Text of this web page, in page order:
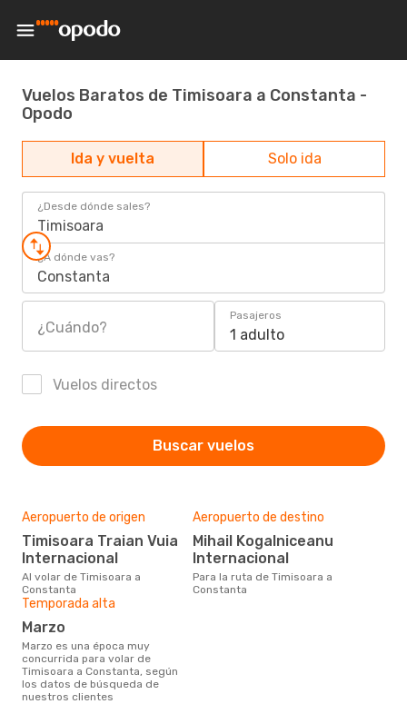
Vuelos Baratos de Timisoara a Constanta -
Opodo
Ida y vuelta Solo ida
¿Desde dónde sales?
Timisoara
¿A dónde vas?
Constanta
¿Cuándo?
Pasajeros
1 adulto
Vuelos directos
Buscar vuelos
Aeropuerto de origen
Timisoara Traian Vuia
Internacional
Al volar de Timisoara a
Constanta
Aeropuerto de destino
Mihail Kogalniceanu
Internacional
Para la ruta de Timisoara a
Constanta
Temporada alta
marzo
marzo es una época muy
concurrida para volar de
Timisoara a Constanta, según
los datos de búsqueda de
nuestros clientes